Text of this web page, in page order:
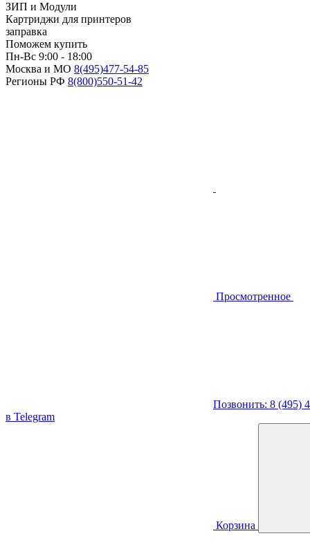
ЗИП и Модули
Картриджи для принтеров
заправка
Поможем купить
Пн-Вс 9:00 - 18:00
Москва и МО 8(495)477-54-85
Регионы РФ 8(800)550-51-42
Просмотренное
Позвонить: 8 (495)
в Telegram
Корзина